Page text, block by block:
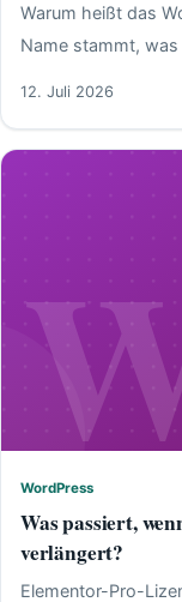
Warum heißt das
Name stammt,
12. Juli 2026
WordPress
Was passiert,
verlängert?
Elementor-Pro-